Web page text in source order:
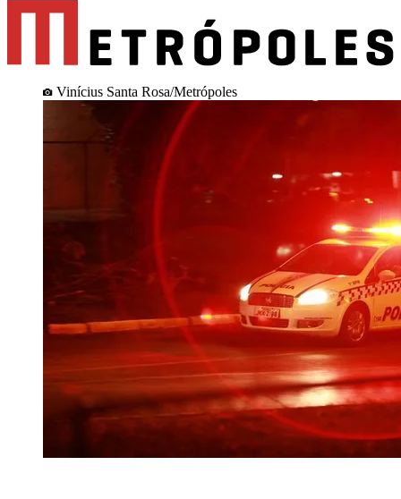
Vinícius Santa Rosa/Metrópoles